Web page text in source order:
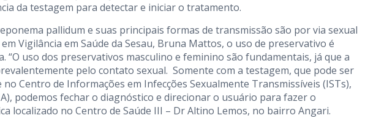
da testagem para detectar e iniciar o tratamento.
pallidum e suas principais formas de transmissão são por via sexual
Vigilância em Saúde da Sesau, Bruna Mattos, o uso de preservativo é
“O uso dos preservativos masculino e feminino são fundamentais, já que a
pelo contato sexual. Somente com a testagem, que pode ser
no Centro de Informações em Infecções Sexualmente Transmissíveis (ISTs),
podemos fechar o diagnóstico e direcionar o usuário para fazer o
localizado no Centro de Saúde III – Dr Altino Lemos, no bairro Angari.